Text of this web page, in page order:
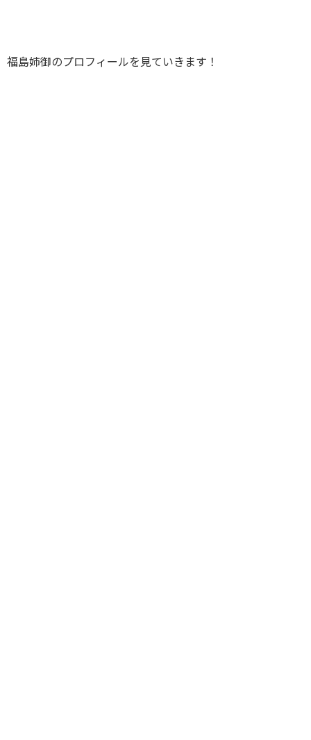
福島姉御のプロフィールを見ていきます！